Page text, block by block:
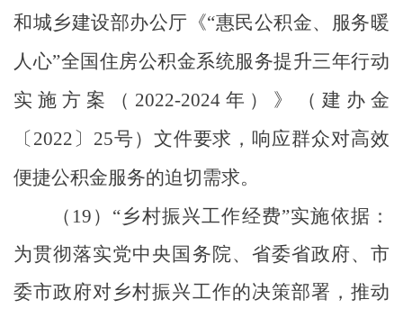
和城乡建设部办公厅《“惠民公积金、服务暖
人心”全国住房公积金系统服务提升三年行动
实施方案（ 2022-2024年）》（建办金
〔 2022 〕 25号）文件要求，响应群众对高效
便捷公积金服务的迫切需求。
（ 19 ） “乡村振兴工作经费”实施依据：
为贯彻落实党中央国务院、省委省政府、市
委市政府对乡村振兴工作的决策部署，推动